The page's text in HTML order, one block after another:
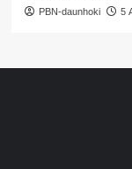
PBN-daunhoki 5